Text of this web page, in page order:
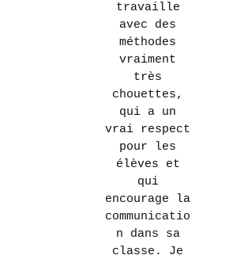
travaille
avec des
méthodes
vraiment
très
chouettes,
qui a un
vrai respect
pour les
élèves et
qui
encourage la
communicatio
n dans sa
classe. Je